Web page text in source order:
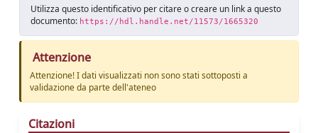
Utilizza questo identificativo per citare o creare un link a questo
documento: https://hdl.handle.net/11573/1665320
Attenzione
Attenzione! I dati visualizzati non sono stati sottoposti a
validazione da parte dell'ateneo
Citazioni